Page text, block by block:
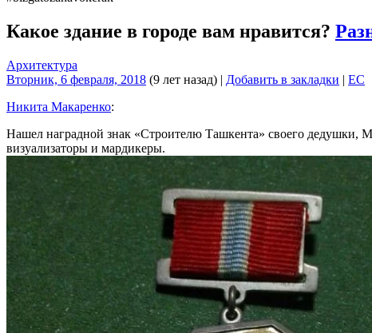
Какое здание в городе вам нравится?
Архитектура
Вторник, 6 февраля, 2018 (9 лет назад) | Добавить в закладки | EC
Никита Макаренко:
Нашел наградной знак «Строителю Ташкента» своего дедушки,
визуализаторы и мардикеры.